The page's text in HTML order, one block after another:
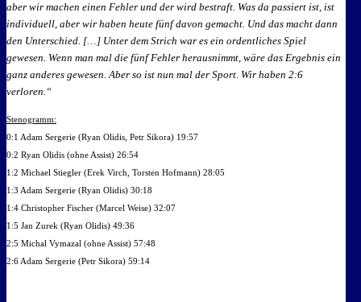
aber wir machen einen Fehler und der wird bestraft. Was da passiert ist, ist
individuell, aber wir haben heute fünf davon gemacht. Und das macht dann
den Unterschied. […] Unter dem Strich war es ein ordentliches Spiel
gewesen. Wenn man mal die fünf Fehler herausnimmt, wäre das Ergebnis ein
ganz anderes gewesen. Aber so ist nun mal der Sport. Wir haben 2:6
verloren.“
Stenogramm:
0:1 Adam Sergerie (Ryan Olidis, Petr Sikora) 19:57
0:2 Ryan Olidis (ohne Assist) 26:54
1:2 Michael Stiegler (Erek Virch, Torsten Hofmann) 28:05
1:3 Adam Sergerie (Ryan Olidis) 30:18
1:4 Christopher Fischer (Marcel Weise) 32:07
1:5 Jan Zurek (Ryan Olidis) 49:36
2:5 Michal Vymazal (ohne Assist) 57:48
2:6 Adam Sergerie (Petr Sikora) 59:14